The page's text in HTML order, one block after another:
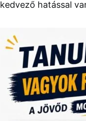
kedvező hatással